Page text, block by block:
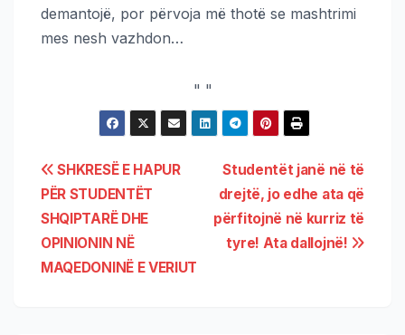
demantojë, por përvoja më thotë se mashtrimi
mes nesh vazhdon…
" "
Studentët janë në të
drejtë, jo edhe ata që
përfitojnë në kurriz të
tyre! Ata dallojnë!
SHKRESË E HAPUR
PËR STUDENTËT
SHQIPTARË DHE
OPINIONIN NË
MAQEDONINË E VERIUT